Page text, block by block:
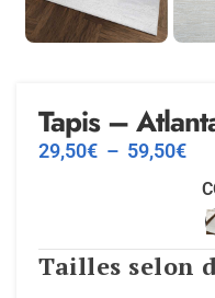
Tapis –
29,50€ – 59,50€
Tailles selon